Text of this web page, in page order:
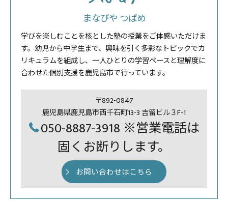
まなびや つばめ
学びを楽しむことを核とした塾の授業をご体感いただけま
す。幼児から中学生まで、興味を引く多彩なトピックでカ
リキュラムを組成し、一人ひとりの学習ペースと理解度に
合わせた個別支援を鹿児島市で行っています。
〒892-0847
鹿児島県鹿児島市西千石町13-3 吉留ビル３F-1
050-8887-3918 ※営業電話は
固くお断りします。
お問い合わせはこちら